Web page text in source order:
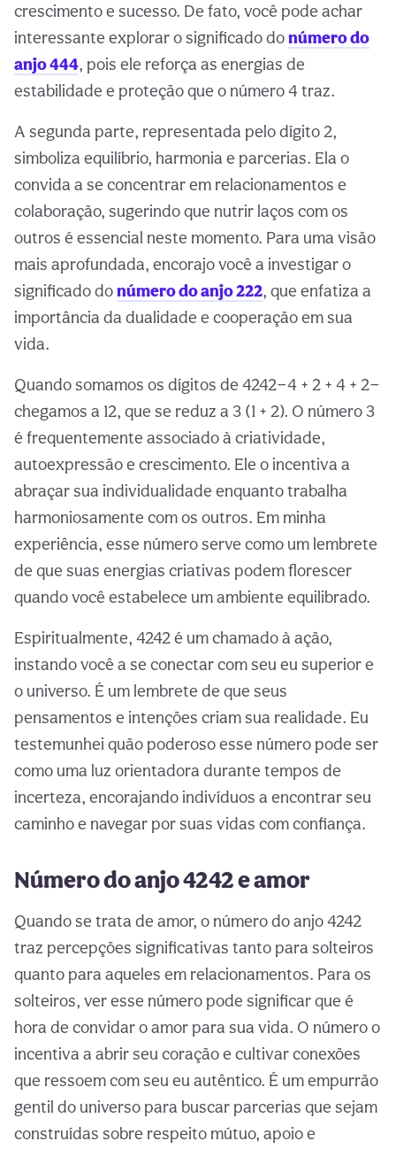
crescimento e sucesso. De fato, você pode achar
interessante explorar o significado donúmero do
anjo 444, pois ele reforça as energias de
estabilidade e proteção que o número 4 traz.
A segunda parte, representada pelo dígito 2,
simboliza equilíbrio, harmonia e parcerias. Ela o
convida a se concentrar em relacionamentos e
colaboração, sugerindo que nutrir laços com os
outros é essencial neste momento. Para uma visão
mais aprofundada, encorajo você a investigar o
significado donúmero do anjo 222, que enfatiza a
importância da dualidade e cooperação em sua
vida.
Quando somamos os dígitos de 4242—4 + 2 + 4 + 2—
chegamos a 12, que se reduz a 3 (1 + 2). O número 3
é frequentemente associado à criatividade,
autoexpressão e crescimento. Ele o incentiva a
abraçar sua individualidade enquanto trabalha
harmoniosamente com os outros. Em minha
experiência, esse número serve como um lembrete
de que suas energias criativas podem florescer
quando você estabelece um ambiente equilibrado.
Espiritualmente, 4242 é um chamado à ação,
instando você a se conectar com seu eu superior e
o universo. É um lembrete de que seus
pensamentos e intenções criam sua realidade. Eu
testemunhei quão poderoso esse número pode ser
como uma luz orientadora durante tempos de
incerteza, encorajando indivíduos a encontrar seu
caminho e navegar por suas vidas com confiança.
Número do anjo 4242 e amor
Quando se trata de amor, o número do anjo 4242
traz percepções significativas tanto para solteiros
quanto para aqueles em relacionamentos. Para os
solteiros, ver esse número pode significar que é
hora de convidar o amor para sua vida. O número o
incentiva a abrir seu coração e cultivar conexões
que ressoem com seu eu autêntico. É um empurrão
gentil do universo para buscar parcerias que sejam
construídas sobre respeito mútuo, apoio e